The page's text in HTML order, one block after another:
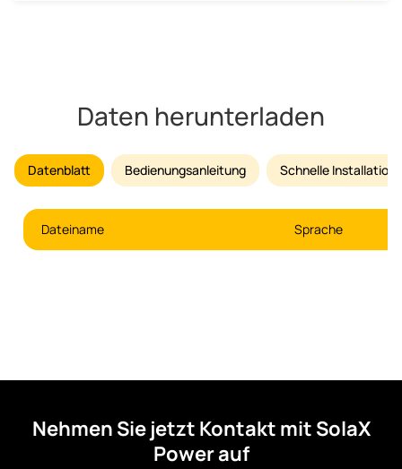
Daten herunterladen
Datenblatt Bedienungsanleitung Schnelle
Dateiname Sprache
Nehmen Sie jetzt Kontakt mit SolaX
Power auf